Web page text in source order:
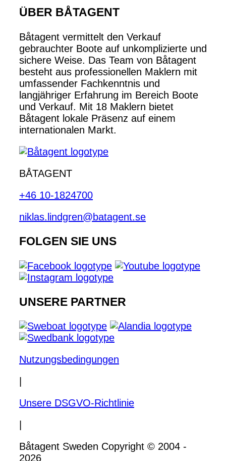
ÜBER BÅTAGENT
Båtagent vermittelt den Verkauf
gebrauchter Boote auf unkomplizierte und
sichere Weise. Das Team von Båtagent
besteht aus professionellen Maklern mit
umfassender Fachkenntnis und
langjähriger Erfahrung im Bereich Boote
und Verkauf. Mit 18 Maklern bietet
Båtagent lokale Präsenz auf einem
internationalen Markt.
BÅTAGENT
+46 10-1824700
niklas.lindgren@batagent.se
FOLGEN SIE UNS
UNSERE PARTNER
Nutzungsbedingungen
Unsere DSGVO-Richtlinie
Båtagent Sweden Copyright © 2004 -
2026